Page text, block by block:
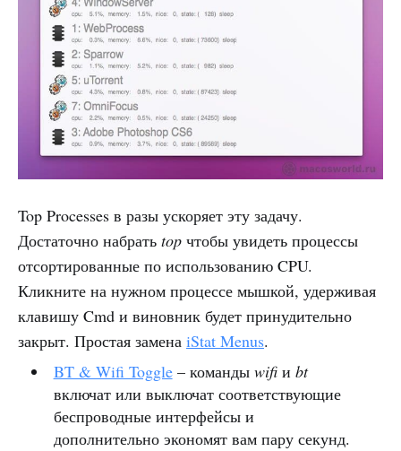
Top Processes в разы ускоряет эту задачу.
Достаточно набрать top чтобы увидеть процессы
отсортированные по использованию CPU.
Кликните на нужном процессе мышкой, удерживая
клавишу Cmd и виновник будет принудительно
закрыт. Простая замена iStat Menus.
BT & Wifi Toggle– команды wifiи bt
включат или выключат соответствующие
беспроводные интерфейсы и
дополнительно экономят вам пару секунд.